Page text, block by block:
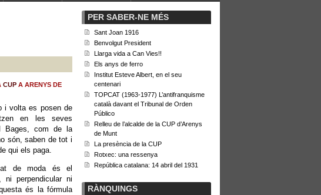
CUP A ARENYS DE
i volta es posen de
en les seves
Bages, com de la
són, saben de tot i
qui els paga.
de moda és el
ni perpendicular ni
és la fórmula
PER SABER-NE MÉS
Sant Joan 1916
Benvolgut President
Llarga vida a Can Vies!!
Els anys de ferro
Institut Esteve Albert, en el seu
centenari
TOPCAT (1963-1977) L’antifranquisme
català davant el Tribunal de Orden
Público
Relleu de l’alcalde de la CUP d’Arenys
de Munt
La presència de la CUP
Rotxec: una ressenya
República catalana: 14 abril del 1931
RÀNQUINGS